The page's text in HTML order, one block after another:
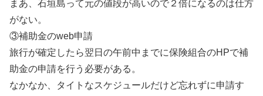
まあ、石垣島って元の値段が高いので２倍になるのは仕方
がない。
③補助金のweb申請
旅行が確定したら翌日の午前中までに保険組合のHPで補
助金の申請を行う必要がある。
なかなか、タイトなスケジュールだけど忘れずに申請す